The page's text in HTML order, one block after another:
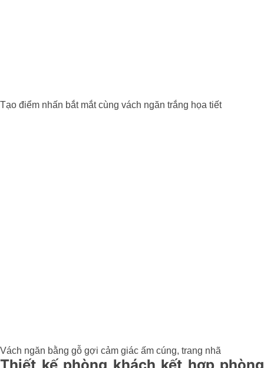
Tạo điểm nhấn bắt mắt cùng vách ngăn trắng họa tiết
Vách ngăn bằng gỗ gợi cảm giác ấm cúng, trang nhã